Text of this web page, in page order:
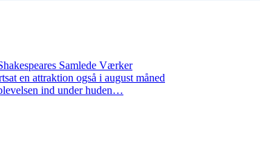
Samlede Værker
en attraktion også i august måned
ind under huden…